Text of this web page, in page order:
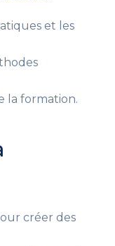
et les
la formation.
créer des